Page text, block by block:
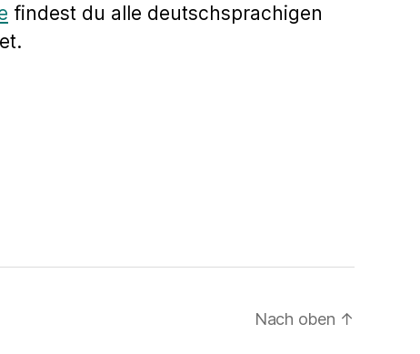
findest du alle deutschsprachigen
Nach oben ↑